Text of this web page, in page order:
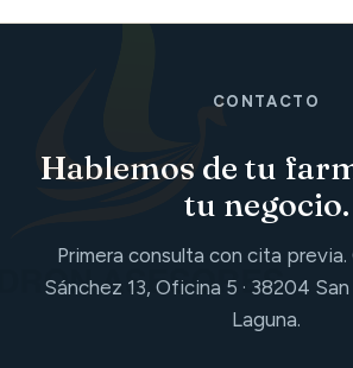
CONTACTO
Hablemos de tu
tu negocio.
Primera consulta con cita previa.
Sánchez 13, Oficina 5 · 38204
Laguna.